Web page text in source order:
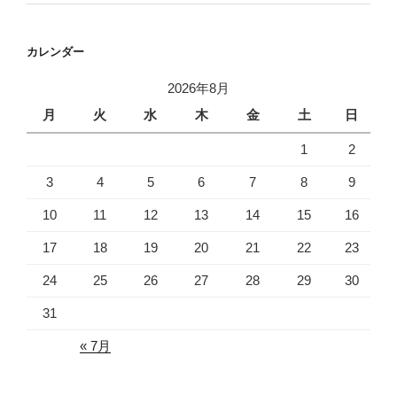
カレンダー
2026年8月
月
火 水 木 金 土 日
1 2
3 4 5 6 7 8 9
10 11 12 13 14 15 16
17 18 19 20 21 22 23
24 25 26 27 28 29 30
31
« 7月